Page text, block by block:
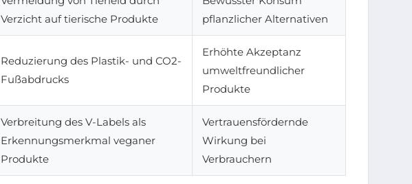
Verzicht auf tierische Produkte
pflanzlicher Alternativen
Reduzierung des Plastik- und CO2-
Fußabdrucks
Erhöhte Akzeptanz
umweltfreundlicher
Produkte
Verbreitung des V-Labels als
Erkennungsmerkmal veganer
Produkte
Vertrauensfördernde
Wirkung bei
Verbrauchern